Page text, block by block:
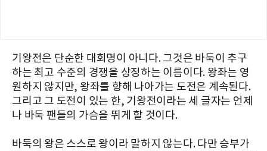
기왕전은 단순한 대회명이 아니다. 그것은 바둑이 추구
하는 최고 수준의 경쟁을 상징하는 이름이다. 왕좌는 영
원하지 않지만, 왕좌를 향해 나아가는 도전은 계속된다.
그리고 그 도전이 있는 한, 기왕전이라는 세 글자는 언제
나 바둑 팬들의 가슴을 뛰게 할 것이다.
바둑의 왕은 스스로 왕이라 말하지 않는다. 다만 승부가